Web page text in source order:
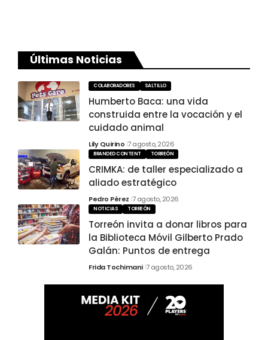
Últimas Noticias
COLABORADORES SALTILLO
Humberto Baca: una vida
construida entre la vocación y el
cuidado animal
Lily Quirino 7 agosto, 2026
BRANDED CONTENT TORREÓN
CRIMKA: de taller especializado a
aliado estratégico
Pedro Pérez 7 agosto, 2026
NOTICIAS TORREÓN
Torreón invita a donar libros para
la Biblioteca Móvil Gilberto Prado
Galán: Puntos de entrega
Frida Tochimani 7 agosto, 2026